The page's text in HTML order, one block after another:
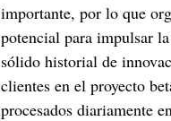
importante, por lo que
potencial para impulsar
sólido historial de
clientes en el proyecto
procesados diariamente